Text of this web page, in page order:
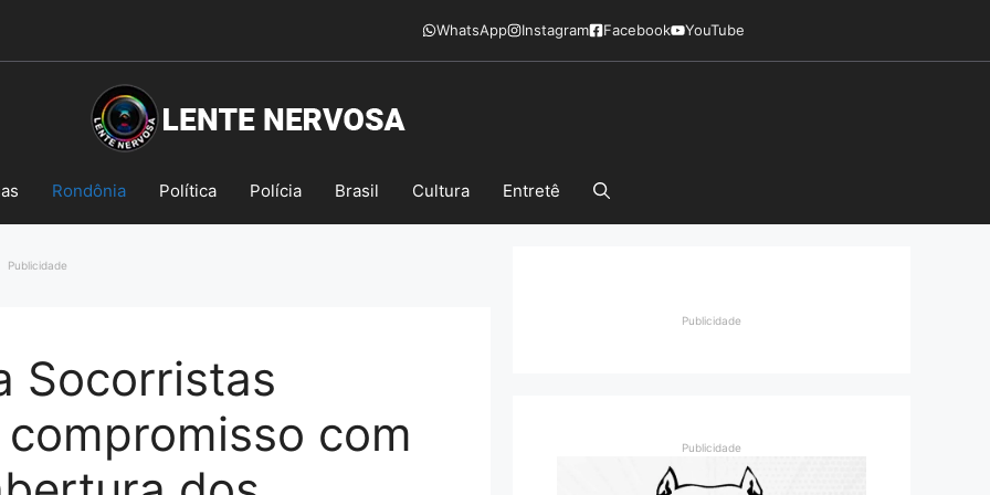
WhatsApp Instagram Facebook YouTube
Rondônia Política Polícia Brasil Cultura Entretê
Publicidade
Socorristas
com
Publicidade
Publicidade